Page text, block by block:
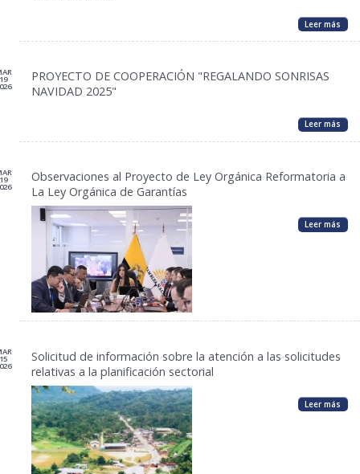
Leer más
19
PROYECTO DE COOPERACIÓN "REGALANDO SONRISAS
NAVIDAD 2025"
Leer más
19
Observaciones al Proyecto de Ley Orgánica Reformatoria a
La Ley Orgánica de Garantías
Leer más
15
Solicitud de información sobre la atención a las solicitudes
relativas a la planificación sectorial
Leer más